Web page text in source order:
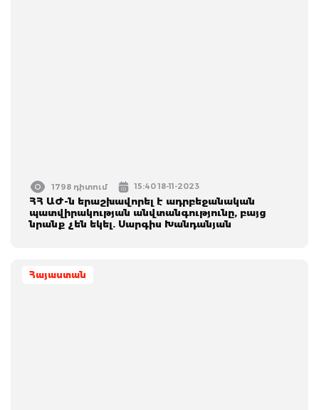
1798 դիտում 15:40 18-11-2023
ՀՀ ԱԺ-ն երաշխավորել է ադրբեջանական
պատվիրակության անվտանգությունը, բայց
նրանք չեն եկել. Սարգիս Խանդանյան
Հայաստան